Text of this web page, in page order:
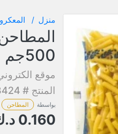
منزل
500جم
موقع الكتروني #
المنتج # 4903424
بواسطة المطاحن
0.160